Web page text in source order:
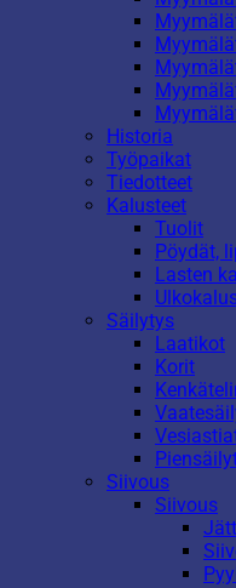
Historia
Työpaikat
Tiedotteet
Kalusteet
Tuolit
Pöydät,
Lasten
Säilytys
Laatikot
Korit
Siivous
Siivous